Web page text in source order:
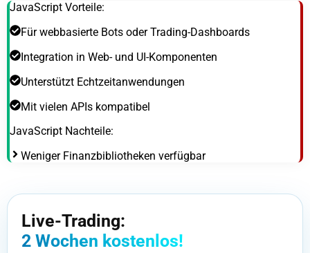
JavaScript Vorteile:
Für webbasierte Bots oder Trading-Dashboards
Integration in Web- und UI-Komponenten
Unterstützt Echtzeitanwendungen
Mit vielen APIs kompatibel
JavaScript Nachteile:
Weniger Finanzbibliotheken verfügbar
Live-Trading:
2 Wochen kostenlos!